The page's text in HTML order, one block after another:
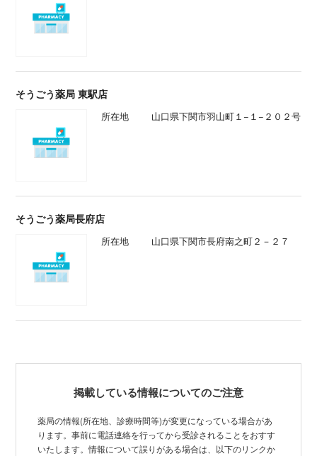
そうごう薬局 東駅店
所在地 山口県下関市羽山町１−１−２０２号
そうごう薬局長府店
所在地 山口県下関市長府南之町２－２７
掲載している情報についてのご注意
薬局の情報(所在地、診療時間等)が変更になっている場合があ
ります。事前に電話連絡を行ってから受診されることをおすす
いたします。情報について誤りがある場合は、以下のリンクか